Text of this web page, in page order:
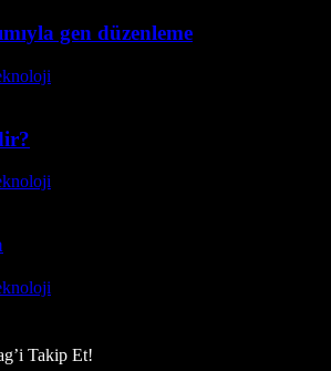
gen düzenleme
Takip Et!